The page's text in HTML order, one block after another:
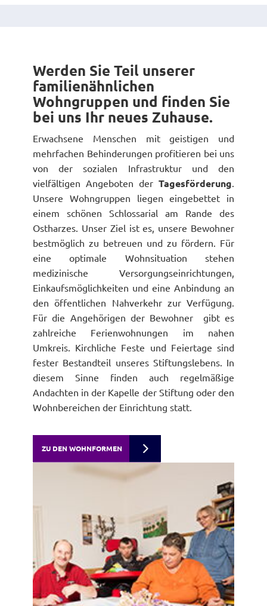
Werden Sie Teil unserer
familienähnlichen
Wohngruppen und finden Sie
bei uns Ihr neues Zuhause.
Erwachsene Menschen mit geistigen und
mehrfachen Behinderungen profitieren bei uns
von der sozialen Infrastruktur und den
vielfältigen Angeboten der Tagesförderung
Unsere Wohngruppen liegen eingebettet in
einem schönen Schlossarial am Rande des
Ostharzes. Unser Ziel ist es, unsere Bewohner
bestmöglich zu betreuen und zu fördern. Für
eine optimale Wohnsituation stehen
medizinische Versorgungseinrichtungen,
Einkaufsmöglichkeiten und eine Anbindung an
den öffentlichen Nahverkehr zur Verfügung.
Für die Angehörigen der Bewohner gibt es
zahlreiche Ferienwohnungen im nahen
Umkreis. Kirchliche Feste und Feiertage sind
fester Bestandteil unseres Stiftungslebens. In
diesem Sinne finden auch regelmäßige
Andachten in der Kapelle der Stiftung oder den
Wohnbereichen der Einrichtung statt.
ZU DEN WOHNFORMEN